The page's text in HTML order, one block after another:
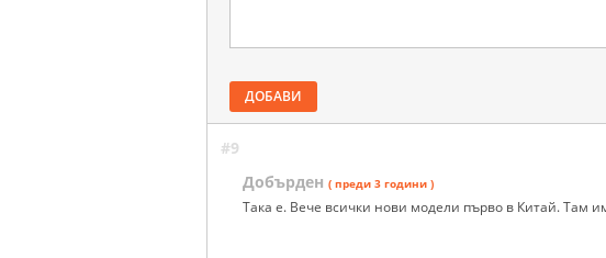
ДОБАВИ
#9
Добърден ( преди 3 години )
Така е. Вече всички нови модели първо в Китай. Там